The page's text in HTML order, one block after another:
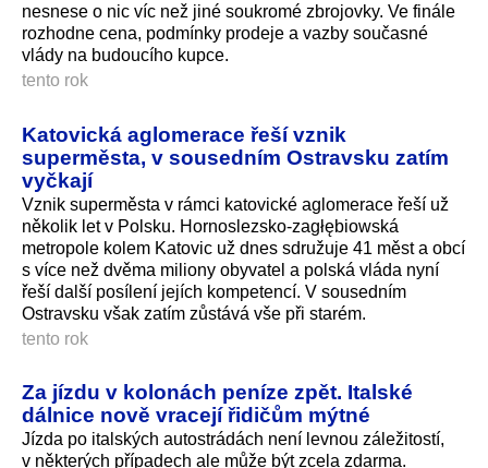
nesnese o nic víc než jiné soukromé zbrojovky. Ve finále
rozhodne cena, podmínky prodeje a vazby současné
vlády na budoucího kupce.
tento rok
Katovická aglomerace řeší vznik
superměsta, v sousedním Ostravsku zatím
vyčkají
Vznik superměsta v rámci katovické aglomerace řeší už
několik let v Polsku. Hornoslezsko-zagłębiowská
metropole kolem Katovic už dnes sdružuje 41 měst a obcí
s více než dvěma miliony obyvatel a polská vláda nyní
řeší další posílení jejích kompetencí. V sousedním
Ostravsku však zatím zůstává vše při starém.
tento rok
Za jízdu v kolonách peníze zpět. Italské
dálnice nově vracejí řidičům mýtné
Jízda po italských autostrádách není levnou záležitostí,
v některých případech ale může být zcela zdarma.